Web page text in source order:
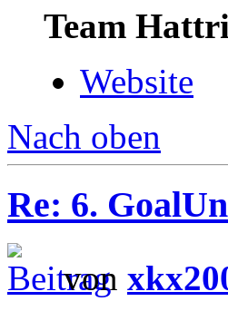
Team
Website
Nach oben
Re: 6.
von